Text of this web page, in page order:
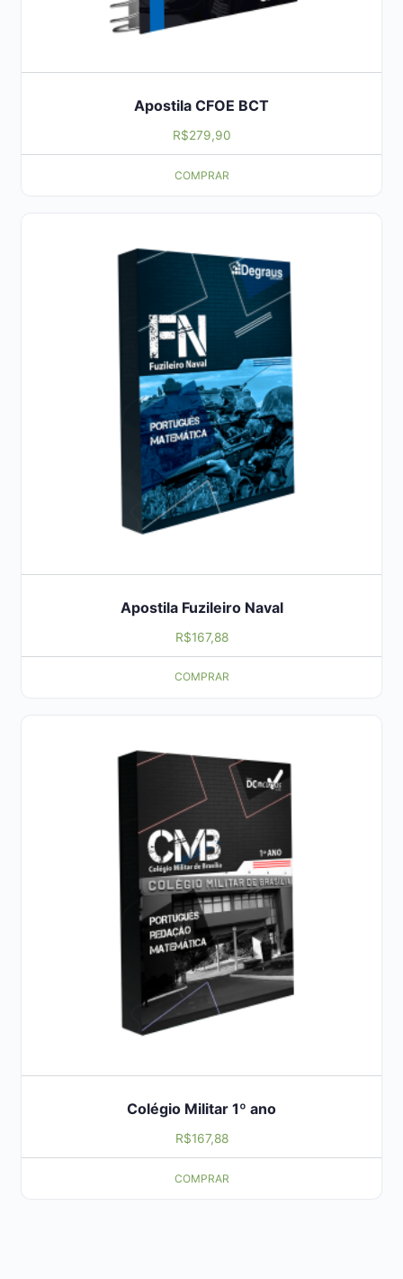
Apostila CFOE BCT
R$279,90
COMPRAR
Apostila Fuzileiro Naval
R$167,88
COMPRAR
Colégio Militar 1º ano
R$167,88
COMPRAR